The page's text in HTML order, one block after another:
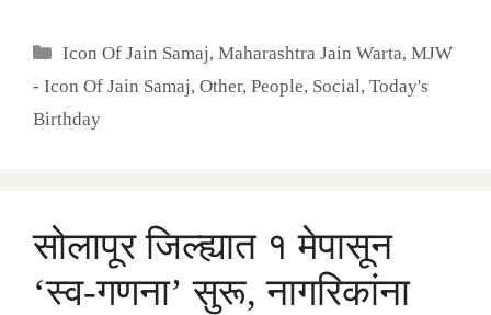
Categories
Icon Of Jain Samaj,Maharashtra Jain Warta,MJW
- Icon Of Jain Samaj, Other, People, Social, Today's
Birthday
सोलापूर जिल्ह्यात १ मेपासून
‘स्व-गणना’ सुरू, नागरिकांना